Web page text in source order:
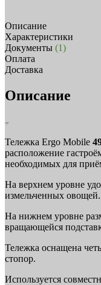
Описание
Характеристики
Документы (1)
Оплата
Доставка
Описание
Тележка Ergo Mobile
расположение
необходимых для
На верхнем уровне
измельченных овощей.
На нижнем уровне
вращающейся
Тележка оснащена
стопор.
Используется